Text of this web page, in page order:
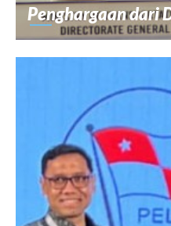
Penghargaan dari